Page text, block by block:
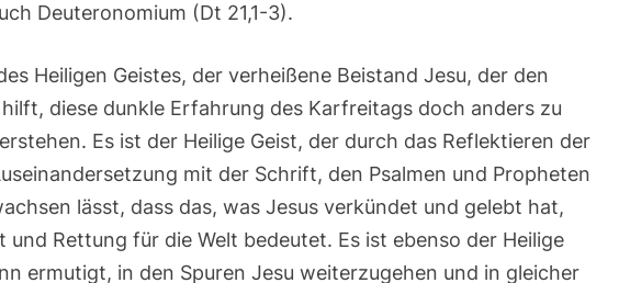
Deuteronomium (Dt 21,1-3).
Heiligen Geistes, der verheißene Beistand Jesu, der den
diese dunkle Erfahrung des Karfreitags doch anders zu
Es ist der Heilige Geist, der durch das Reflektieren der
mit der Schrift, den Psalmen und Propheten
lässt, dass das, was Jesus verkündet und gelebt hat,
und Rettung für die Welt bedeutet. Es ist ebenso der Heilige
ermutigt, in den Spuren Jesu weiterzugehen und in gleicher